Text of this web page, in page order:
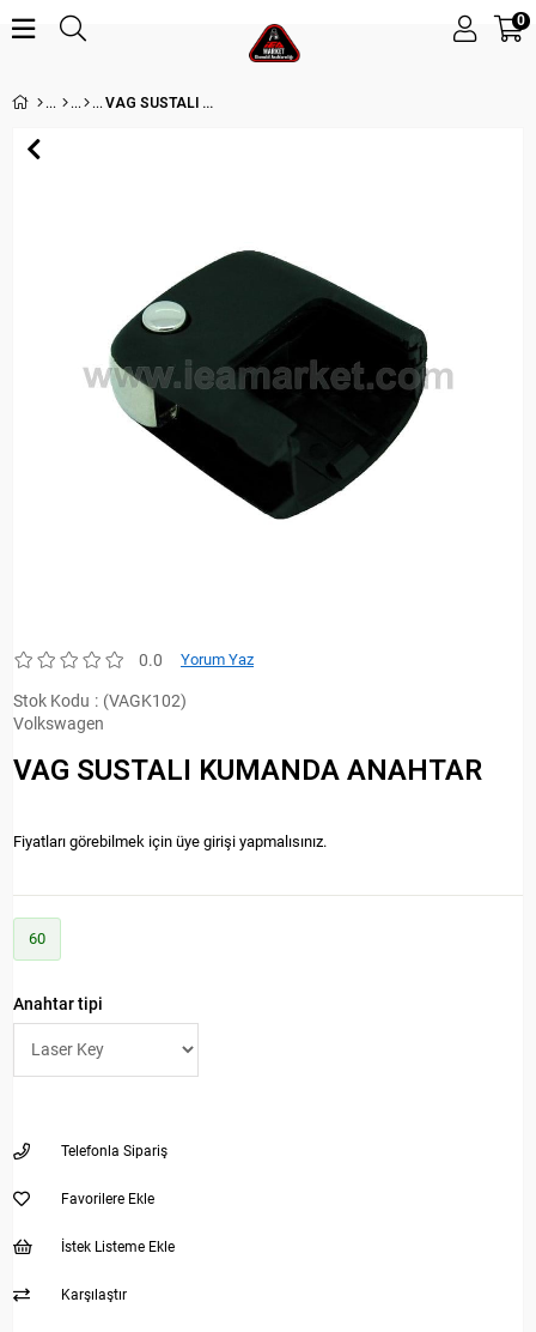
0
VAG SUSTALI KUMANDA ANAHTAR
0.0 Yorum Yaz
Stok Kodu
(VAGK102)
Volkswagen
VAG SUSTALI KUMANDA ANAHTAR
Fiyatları görebilmek için üye girişi yapmalısınız.
60
Anahtar tipi
Telefonla Sipariş
Favorilere Ekle
İstek Listeme Ekle
Karşılaştır